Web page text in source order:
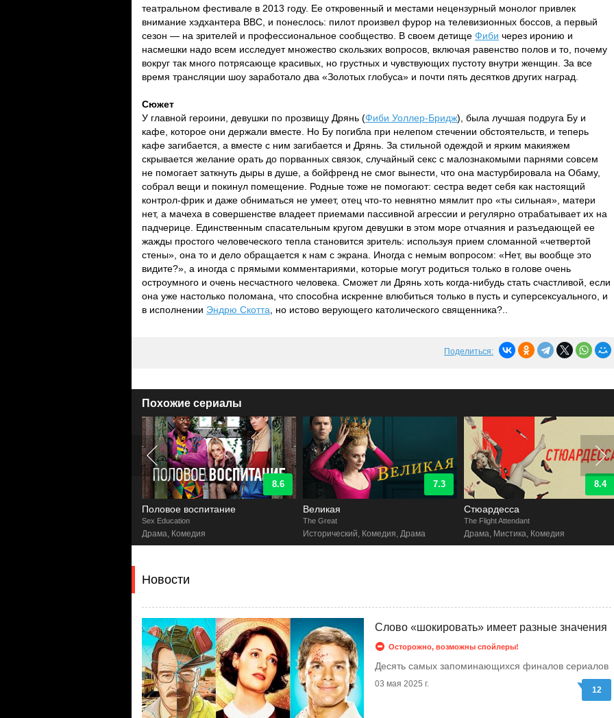
театральном фестивале в 2013 году. Ее откровенный и местами нецензурный монолог привлек
внимание хэдхантера ВВС, и понеслось: пилот произвел фурор на телевизионных боссов, а первый
сезон — на зрителей и профессиональное сообщество. В своем детище Фиби через иронию и
насмешки надо всем исследует множество скользких вопросов, включая равенство полов и то, почему
вокруг так много потрясающе красивых, но грустных и чувствующих пустоту внутри женщин. За все
время трансляции шоу заработало два «Золотых глобуса» и почти пять десятков других наград.
Сюжет
У главной героини, девушки по прозвищу Дрянь (Фиби Уоллер-Бридж), была лучшая подруга Бу и
кафе, которое они держали вместе. Но Бу погибла при нелепом стечении обстоятельств, и теперь
кафе загибается, а вместе с ним загибается и Дрянь. За стильной одеждой и ярким макияжем
скрывается желание орать до порванных связок, случайный секс с малознакомыми парнями совсем
не помогает заткнуть дыры в душе, а бойфренд не смог вынести, что она мастурбировала на Обаму,
собрал вещи и покинул помещение. Родные тоже не помогают: сестра ведет себя как настоящий
контрол-фрик и даже обниматься не умеет, отец что-то невнятно мямлит про «ты сильная», матери
нет, а мачеха в совершенстве владеет приемами пассивной агрессии и регулярно отрабатывает их на
падчерице. Единственным спасательным кругом девушки в этом море отчаяния и разъедающей ее
жажды простого человеческого тепла становится зритель: используя прием сломанной «четвертой
стены», она то и дело обращается к нам с экрана. Иногда с немым вопросом: «Нет, вы вообще это
видите?», а иногда с прямыми комментариями, которые могут родиться только в голове очень
остроумного и очень несчастного человека. Сможет ли Дрянь хоть когда-нибудь стать счастливой, если
она уже настолько поломана, что способна искренне влюбиться только в пусть и суперсексуального, и
в исполнении Эндрю Скотта , но истово верующего католического священника?..
Поделиться:
Похожие сериалы
8.6
Половое воспитание
Sex Education
Драма, Комедия
7.3
Великая
The Great
Исторический, Комедия, Драма
8.4
Стюардесса
The Flight Attendant
Драма, Мистика, Комедия
Новости
Слово «шокировать» имеет разные значения
Осторожно, возможны спойлеры!
Десять самых запоминающихся финалов сериалов
03 мая 2025 г.
12